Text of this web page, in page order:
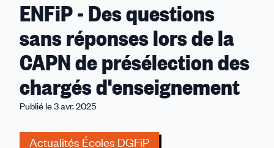
êtes
ici
-
Des
questions
sans
réponses
lors
CAPN
ENFiP - Des questions
sans réponses lors de la
CAPN de présélection des
chargés d'enseignement
Publié le 3 avr. 2025
Actualités Écoles DGFiP